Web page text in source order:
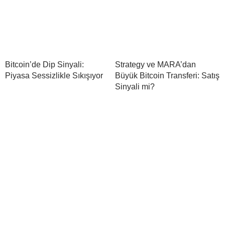
Bitcoin’de Dip Sinyali:
Piyasa Sessizlikle Sıkışıyor
Strategy ve MARA’dan
Büyük Bitcoin Transferi: Satış
Sinyali mi?